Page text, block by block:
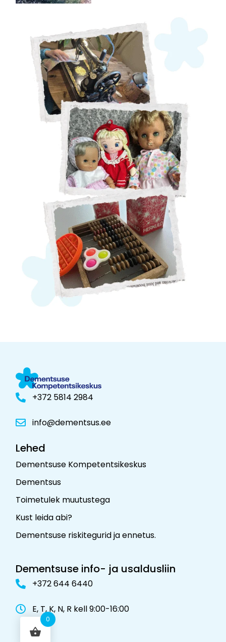
+372 5814 2984
info@dementsus.ee
Lehed
Dementsuse Kompetentsikeskus
Dementsus
Toimetulek muutustega
Kust leida abi?
Dementsuse riskitegurid ja ennetus.
Dementsuse info- ja usaldusliin
+372 644 6440
E, T, K, N, R kell 9:00-16:00
0